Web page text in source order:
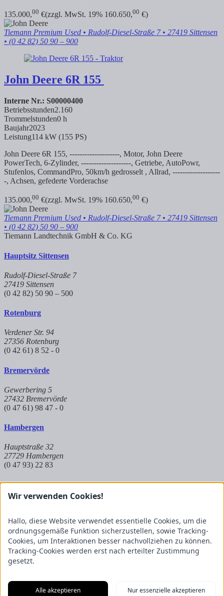
135.000,00 €(zzgl. MwSt. 19% 160.650,00 €)
Tiemann Premium Used • Rudolf-Diesel-Straße 7 • 27419 Sittensen
• (0 42 82) 50 90 – 900
John Deere 6R 155
Interne Nr.: S00000400
Betriebsstunden2.160
Trommelstunden0 h
Baujahr2023
Leistung114 kW (155 PS)
John Deere 6R 155, --------------------, Motor, John Deere
PowerTech, 6-Zylinder, --------------------, Getriebe, AutoPowr,
Stufenlos, CommandPro, 50km/h gedrosselt , Allrad, -------------------
-, Achsen, gefederte Vorderachse
135.000,00 €(zzgl. MwSt. 19% 160.650,00 €)
Tiemann Premium Used • Rudolf-Diesel-Straße 7 • 27419 Sittensen
• (0 42 82) 50 90 – 900
Tiemann Landtechnik GmbH & Co. KG
Hauptsitz Sittensen
Rudolf-Diesel-Straße 7
27419 Sittensen
(0 42 82) 50 90 – 500
Rotenburg
Verdener Str. 94
27356 Rotenburg
(0 42 61) 8 52 - 0
Bremervörde
Gewerbering 5
27432 Bremervörde
(0 47 61) 98 47 - 0
Hambergen
Hauptstraße 32
27729 Hambergen
(0 47 93) 22 83
Hoya
(0 42 51) 9 83 8 - 573
Partnerbetrieb Mangels
Raiffeisenstraße 20
(0 47 45) 23 697 - 50
Wir verwenden Cookies!
Hallo, diese Website verwendet essentielle Cookies, um die
ordnungsgemäße Funktion sicherzustellen, sowie Tracking-
Cookies, um Interaktionen besser nachvollziehen zu können.
Tracking-Cookies werden erst nach erteilter Zustimmung
gesetzt.
Alle akzeptieren Nur essenzielle akzeptieren